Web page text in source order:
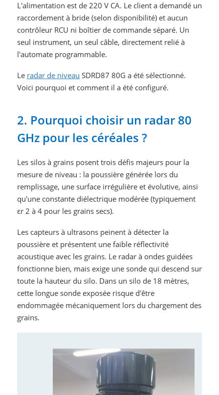
L'alimentation est de 220 V CA. Le client a demandé un
raccordement à bride (selon disponibilité) et aucun
contrôleur RCU ni boîtier de commande séparé. Un
seul instrument, un seul câble, directement relié à
l'automate programmable.
Le radar de niveau SDRD87 80G a été sélectionné.
Voici pourquoi et comment il a été configuré.
2. Pourquoi choisir un radar 80
GHz pour les céréales ?
Les silos à grains posent trois défis majeurs pour la
mesure de niveau : la poussière générée lors du
remplissage, une surface irrégulière et évolutive, ainsi
qu'une constante diélectrique modérée (typiquement
εr 2 à 4 pour les grains secs).
Les capteurs à ultrasons peinent à détecter la
poussière et présentent une faible réflectivité
acoustique avec les grains. Le radar à ondes guidées
fonctionne bien, mais exige une sonde qui descend sur
toute la hauteur du silo. Dans un silo de 18 mètres,
cette longue sonde exposée risque d'être
endommagée mécaniquement lors du chargement des
grains.